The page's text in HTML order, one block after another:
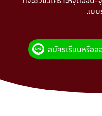
แบบ
สมัครเรียนหรือส